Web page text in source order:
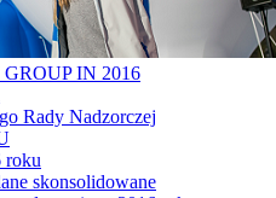
GROUP IN 2016
Rady Nadzorczej
roku
skonsolidowane